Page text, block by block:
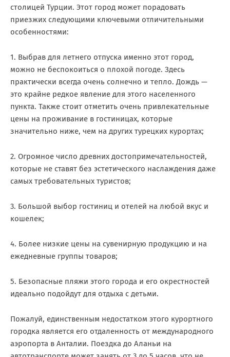
столицей Турции. Этот город может порадовать
приезжих следующими ключевыми отличительными
особенностями:
1. Выбрав для летнего отпуска именно этот город,
можно не беспокоиться о плохой погоде. Здесь
практически всегда очень солнечно и тепло. Дождь —
это крайне редкое явление для этого населенного
пункта. Также стоит отметить очень привлекательные
цены на проживание в гостиницах, которые
значительно ниже, чем на других турецких курортах;
2. Огромное число древних достопримечательностей,
которые не ставят без эстетического наслаждения даже
самых требовательных туристов;
3. Большой выбор гостиниц и отелей на любой вкус и
кошелек;
4. Более низкие цены на сувенирную продукцию и на
ежедневные группы товаров;
5. Безопасные пляжи этого города и его окрестностей
идеально подойдут для отдыха с детьми.
Пожалуй, единственным недостатком этого курортного
городка является его отдаленность от международного
аэропорта в Анталии. Поездка до Аланьи на